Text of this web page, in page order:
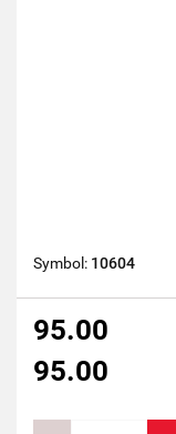
Symbol: 10604
95.00
95.00